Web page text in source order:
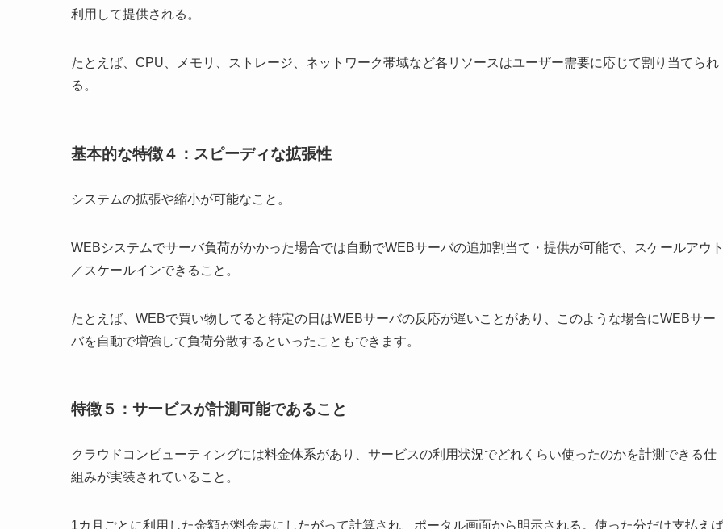
利用して提供される。
たとえば、CPU、メモリ、ストレージ、ネットワーク帯域など各リソースはユーザー需要に応じて割り当てられ
る。
基本的な特徴４：スピーディな拡張性
システムの拡張や縮小が可能なこと。
WEBシステムでサーバ負荷がかかった場合では自動でWEBサーバの追加割当て・提供が可能で、スケールアウ
／スケールインできること。
たとえば、WEBで買い物してると特定の日はWEBサーバの反応が遅いことがあり、このような場合にWEBサー
バを自動で増強して負荷分散するといったこともできます。
特徴５：サービスが計測可能であること
クラウドコンピューティングには料金体系があり、サービスの利用状況でどれくらい使ったのかを計測できる仕
組みが実装されていること。
1カ月ごとに利用した金額が料金表にしたがって計算され、ポータル画面から明示される。使った分だけ支払えば